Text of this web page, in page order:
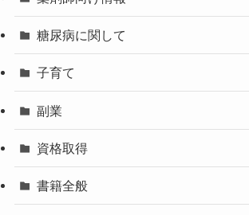
糖尿病に関して
子育て
副業
資格取得
書籍全般